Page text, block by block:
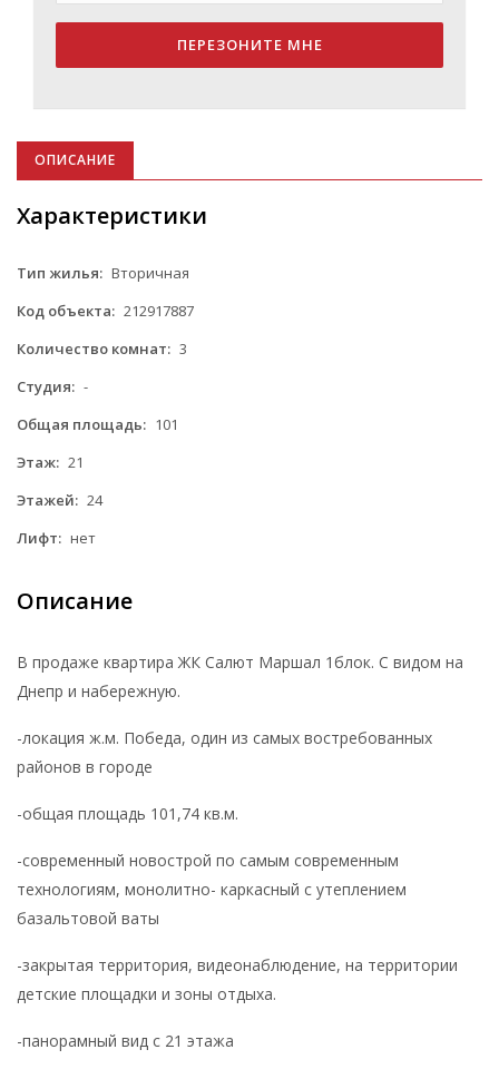
ПЕРЕЗОНИТЕ МНЕ
ОПИСАНИЕ
Характеристики
Тип жилья: Вторичная
Код объекта: 212917887
Количество комнат: 3
Студия: -
Общая площадь: 101
Этаж: 21
Этажей: 24
Лифт: нет
Описание
В продаже квартира ЖК Салют Маршал 1блок. С видом на
Днепр и набережную.
-локация ж.м. Победа, один из самых востребованных
районов в городе
-общая площадь 101,74 кв.м.
-современный новострой по самым современным
технологиям, монолитно- каркасный с утеплением
базальтовой ваты
-закрытая территория, видеонаблюдение, на территории
детские площадки и зоны отдыха.
-панорамный вид с 21 этажа